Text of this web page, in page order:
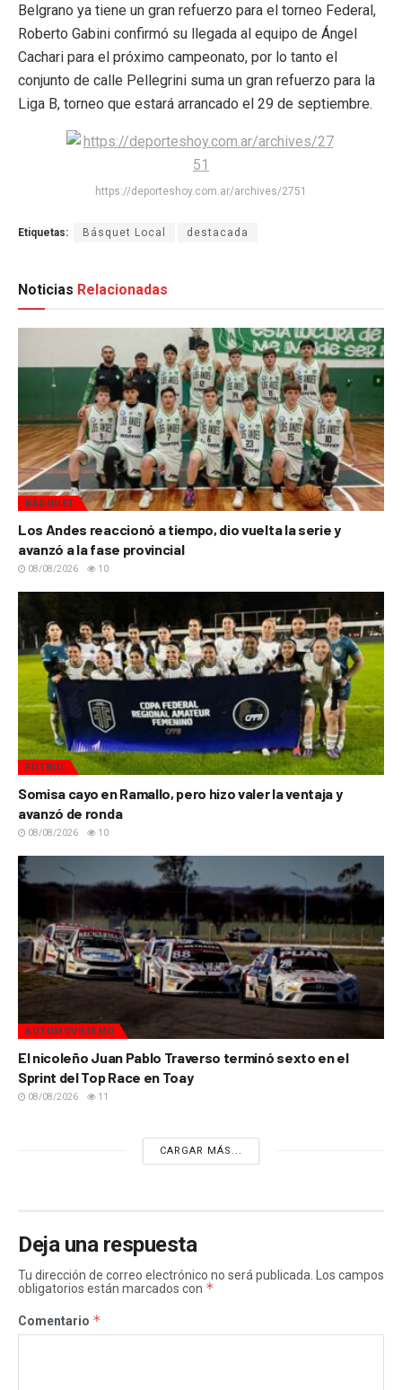
Belgrano ya tiene un gran refuerzo para el torneo Federal,
Roberto Gabini confirmó su llegada al equipo de Ángel
Cachari para el próximo campeonato, por lo tanto el
conjunto de calle Pellegrini suma un gran refuerzo para la
Liga B, torneo que estará arrancado el 29 de septiembre.
https://deporteshoy.com.ar/archives/2751
Etiquetas: Básquet Local destacada
Noticias Relacionadas
BÁSQUET
Los Andes reaccionó a tiempo, dio vuelta la serie y
avanzó a la fase provincial
08/08/2026 10
FÚTBOL
Somisa cayo en Ramallo, pero hizo valer la ventaja y
avanzó de ronda
08/08/2026 10
AUTOMOVILISMO
El nicoleño Juan Pablo Traverso terminó sexto en el
Sprint del Top Race en Toay
08/08/2026 11
CARGAR MÁS...
Deja una respuesta
Tu dirección de correo electrónico no será publicada.
Los campos
obligatorios están marcados con *
Comentario *